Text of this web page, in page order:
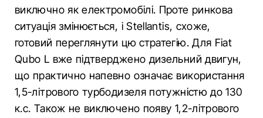
виключно як електромобілі. Проте ринкова
ситуація змінюється, і Stellantis, схоже,
готовий переглянути цю стратегію. Для Fiat
Qubo L вже підтверджено дизельний двигун,
що практично напевно означає використання
1,5-літрового турбодизеля потужністю до 130
к.с. Також не виключено появу 1,2-літрового